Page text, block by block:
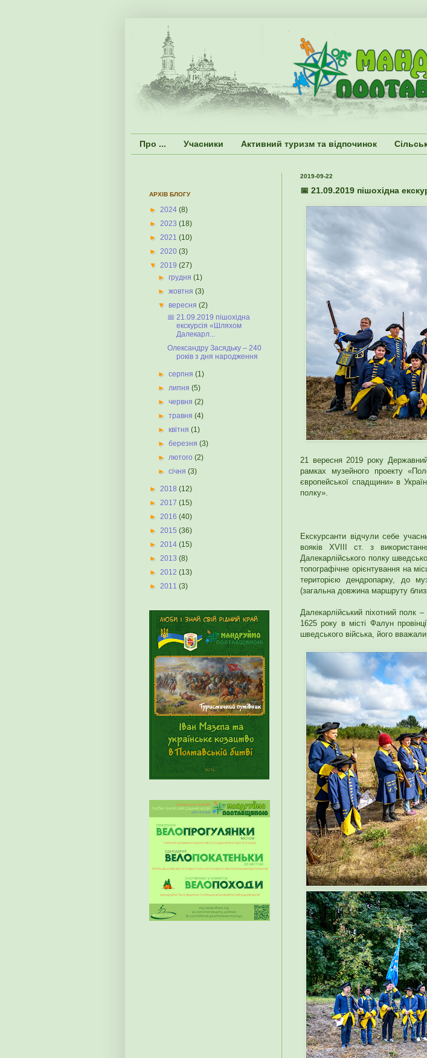
Про ... Учасники Активний туризм та відпочинок
2019-09-22
📅 21.09.2019 пішохідна
21 вересня 2019 року
рамках музейного проекту
європейської спадщини» в
полку».
Екскурсанти відчули себе
вояків XVIII ст. з
Далекарлійського полку
топографічне орієнтування на
територією дендропарку, до
(загальна довжина маршруту
Далекарлійський піхотний полк
1625 року в місті Фалун
шведського війська, його
АРХІВ БЛОГУ
► 2024 (8)
► 2023 (18)
► 2021 (10)
► 2020 (3)
▼ 2019 (27)
►грудня(1)
►жовтня(3)
▼вересня(2)
📅 21.09.2019 пішохідна
екскурсія «Шляхом
Далекарл...
Олександру Засядьку – 240
років з дня народження
►серпня(1)
► липня(5)
►червня(2)
►травня(4)
►квітня(1)
►березня(3)
► лютого(2)
►січня(3)
► 2018 (12)
► 2017 (15)
► 2016 (40)
► 2015 (36)
► 2014 (15)
► 2013 (8)
► 2012 (13)
► 2011 (3)